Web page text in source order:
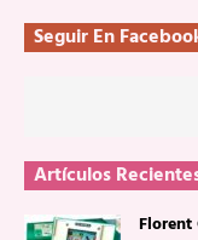
Seguir En
Artículos
Florent